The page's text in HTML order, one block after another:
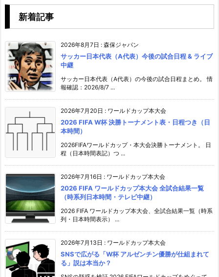
新着記事
2026年8月7日 : 森保ジャパン
サッカー日本代表（A代表）今後の試合日程 & ライブ
中継
サッカー日本代表（A代表）の今後の試合日程まとめ。 情
報確認：2026/8/7 ...
2026年7月20日 : ワールドカップ本大会
2026 FIFA W杯 決勝トーナメント表・日程つき（日
本時間）
2026FIFAワールドカップ・本大会決勝トーナメント。 日
程（日本時間表記）つ ...
2026年7月16日 : ワールドカップ本大会
2026 FIFA ワールドカップ本大会 全試合結果一覧
（時系列日本時間・テレビ中継）
2026 FIFA ワールドカップ本大会、全試合結果一覧（時系
列・日本時間表示） ...
2026年7月13日 : ワールドカップ本大会
SNSで広がる「W杯 アルゼンチン優勝が仕組まれて
る」説は本当か？